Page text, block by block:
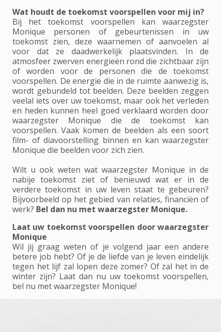
Wat houdt de toekomst voorspellen voor mij in?
Bij het toekomst voorspellen kan waarzegster
Monique personen of gebeurtenissen in uw
toekomst zien, deze waarnemen of aanvoelen al
voor dat ze daadwerkelijk plaatsvinden. In de
atmosfeer zwerven energieën rond die zichtbaar zijn
of worden voor de personen die de toekomst
voorspellen. De energie die in de ruimte aanwezig is,
wordt gebundeld tot beelden. Deze beelden zeggen
veelal iets over uw toekomst, maar ook het verleden
en heden kunnen heel goed verklaard worden door
waarzegster Monique die de toekomst kan
voorspellen. Vaak komen de beelden als een soort
film- of diavoorstelling binnen en kan waarzegster
Monique die beelden voor zich zien.
Wilt u ook weten wat waarzegster Monique in de
nabije toekomst ziet of benieuwd wat er in de
verdere toekomst in uw leven staat te gebeuren?
Bijvoorbeeld op het gebied van relaties, financiën of
werk? Bel dan nu met waarzegster Monique.
Laat uw toekomst voorspellen door waarzegster
Monique
Wil jij graag weten of je volgend jaar een andere
betere job hebt? Of je de liefde van je leven eindelijk
tegen het lijf zal lopen deze zomer? Of zal het in de
winter zijn? Laat dan nu uw toekomst voorspellen,
bel nu met waarzegster Monique!